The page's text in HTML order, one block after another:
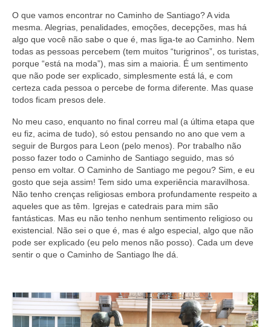
O que vamos encontrar no Caminho de Santiago? A vida
mesma. Alegrias, penalidades, emoções, decepções, mas há
algo que você não sabe o que é, mas liga-te ao Caminho. Nem
todas as pessoas percebem (tem muitos “turigrinos”, os turistas,
porque “está na moda”), mas sim a maioria. É um sentimento
que não pode ser explicado, simplesmente está lá, e com
certeza cada pessoa o percebe de forma diferente. Mas quase
todos ficam presos dele.
No meu caso, enquanto no final correu mal (a última etapa que
eu fiz, acima de tudo), só estou pensando no ano que vem a
seguir de Burgos para Leon (pelo menos). Por trabalho não
posso fazer todo o Caminho de Santiago seguido, mas só
penso em voltar. O Caminho de Santiago me pegou? Sim, e eu
gosto que seja assim! Tem sido uma experiência maravilhosa.
Não tenho crenças religiosas embora profundamente respeito a
aqueles que as têm. Igrejas e catedrais para mim são
fantásticas. Mas eu não tenho nenhum sentimento religioso ou
existencial. Não sei o que é, mas é algo especial, algo que não
pode ser explicado (eu pelo menos não posso). Cada um deve
sentir o que o Caminho de Santiago lhe dá.